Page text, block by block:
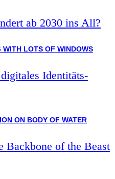
ab 2030 ins All?
Identitäts-
Backbone of the Beast